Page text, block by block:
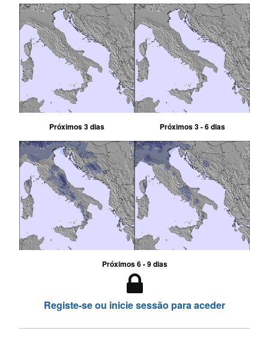
Próximos 3 dias Próximos 3 - 6 dias
Próximos 6 - 9 dias
Registe-se ou inicie sessão para aceder